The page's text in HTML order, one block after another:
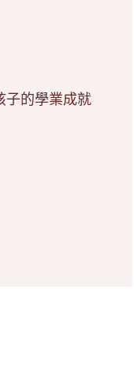
子的學業成就